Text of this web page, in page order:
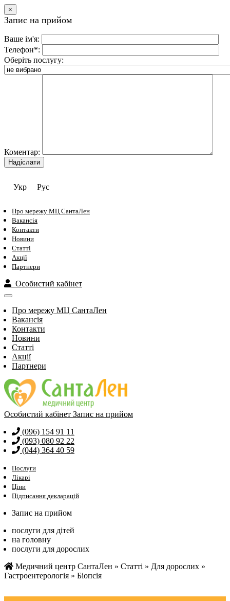
×
Запис на прийом
Ваше ім'я:
Телефон*:
Оберіть послугу:
Коментар:
Укр Рус
Про мережу МЦ СантаЛен
Вакансія
Контакти
Новини
Статті
Акції
Партнери
Особистий кабінет
Про мережу МЦ СантаЛен
Вакансія
Контакти
Новини
Статті
Акції
Партнери
Особистий кабінет Запис на прийом
(096) 154 91 11
(093) 080 92 22
(044) 364 40 59
Послуги
Лікарі
Ціни
Підписання декларацій
Запис на прийом
послуги для дітей
на головну
послуги для дорослих
Медичний центр СантаЛен » Статті » Для дорослих »
Гастроентерологія » Біопсія